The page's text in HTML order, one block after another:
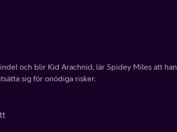
och blir Kid Arachnid, lär Spidey Miles att han
sig för onödiga risker.